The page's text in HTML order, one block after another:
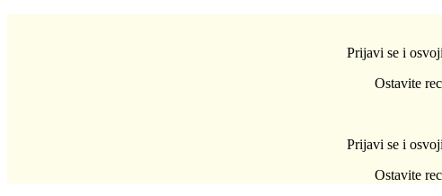
Prijavi se i
Ostavite
Prijavi se i
Ostavite